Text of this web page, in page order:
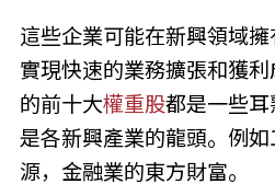
這些企業可能在新興領域
實現快速的業務擴張和獲
的前十大權重股都是一些
是各新興產業的龍頭。例
源，金融業的東方財富。